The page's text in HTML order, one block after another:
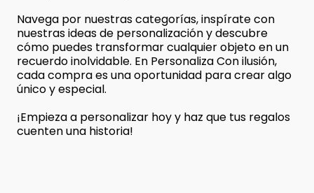
Navega por nuestras categorías, inspírate con
nuestras ideas de personalización y descubre
cómo puedes transformar cualquier objeto en un
recuerdo inolvidable. En Personaliza Con ilusión,
cada compra es una oportunidad para crear algo
único y especial.
¡Empieza a personalizar hoy y haz que tus regalos
cuenten una historia!